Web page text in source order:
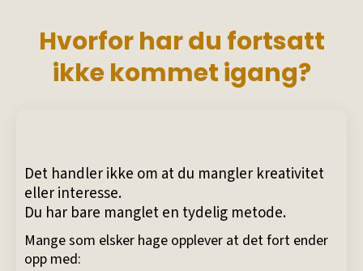
Hvorfor har du fortsatt
ikke kommet igang?
Det handler ikke om at du mangler kreativitet
eller interesse.
Du har bare manglet en tydelig metode.
Mange som elsker hage opplever at det fort ender
opp med: